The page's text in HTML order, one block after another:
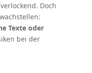
Doch
Texte oder
bei der